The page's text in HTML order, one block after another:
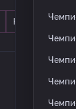
Комментарии